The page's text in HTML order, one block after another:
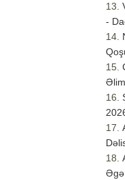
-